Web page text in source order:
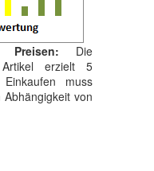
Die
erzielt 5
muss
von